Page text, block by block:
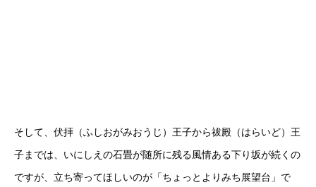
そして、伏拝（ふしおがみおうじ）王子から祓殿（はらいど）王
子までは、いにしえの石畳が随所に残る風情ある下り坂が続くの
ですが、立ち寄ってほしいのが「ちょっとよりみち展望台」で